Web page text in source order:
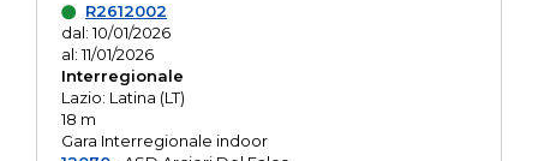
R2612002
dal: 10/01/2026
al: 11/01/2026
Interregionale
Lazio: Latina (LT)
18 m
Gara Interregionale indoor